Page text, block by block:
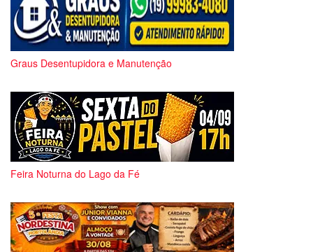
Graus Desentupidora e Manutenção
Feira Noturna do Lago da Fé